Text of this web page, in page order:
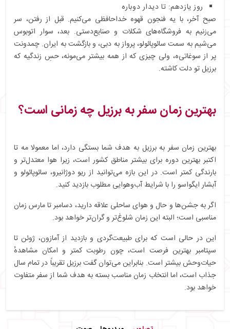
روز یازدهم: تا دیدار دوباره
صبح آخر، با یه فنجون قهوه خداحافظی می‌کنیم. قبل از رفتن، سر
می‌زنیم به فروشگاه‌های شکلات و صنایع‌دستی. بعد، سوار اتوبوس
می‌شیم به سمت سائوپائولو، پرواز به دبی، و بازگشت به ایران. چمدونت
پر از سوغاتی‌ه، ولی چیزی که از همه بیشتر می‌مونه، حسِ زندگیه که
برزیل تو دلت کاشته.
بهترین زمان سفر به برزیل چه زمانی است؟
بهترین زمان سفر به برزیل به هدف شما بستگی دارد، اما معمولا مه تا
اکتبر بهترین دوره برای بیشتر مناطق کشور است، زیرا هوا معتدل‌تر و
بارندگی کمتر است. در این بازه می‌توانید از ریو دوژانیرو، سائوپائولو و
آبشار ایگواسو را با شرایط آب‌وهوایی مطلوب بازدید کنید.
اگر به جشن‌ها و حال‌ و هوای ساحلی علاقه دارید، دسامبر تا مارس زمان
مناسبی است؛ البته این زمان شلوغ‌تر و گران‌تر خواهد بود.
این در حالی است که برای طبیعت‌گردی و بازدید از آمازون، ژوئن تا
سپتامبر بهترین فرصت است، چون رطوبت کمتر و امکان مشاهدهٔ
حیات‌وحش بیشتر است. بنابراین می‌توان گفت برزیل تقریباً در تمام سال
جذاب است، اما انتخاب زمان مناسب بسته به هدف شما از سفر متفاوت
خواهد بود.